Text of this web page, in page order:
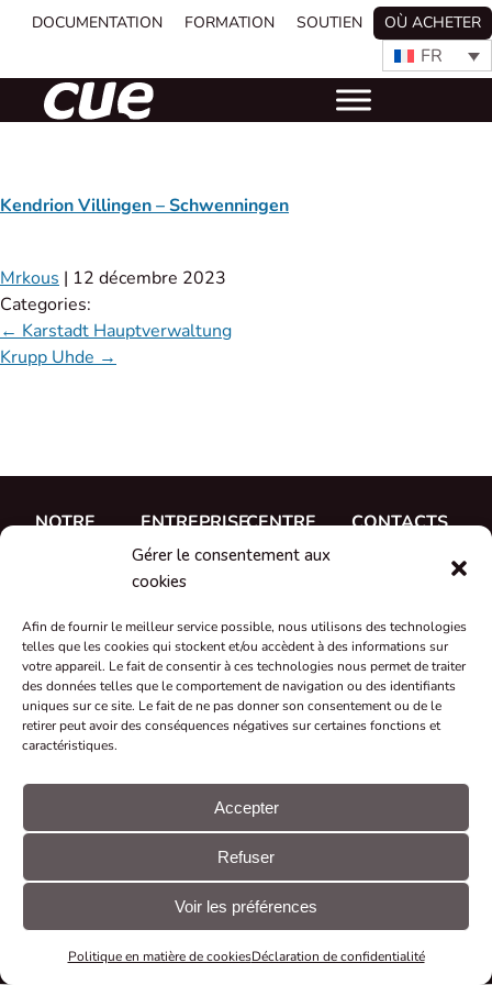
Gérer le consentement aux
cookies
Afin de fournir le meilleur service possible, nous utilisons des technologies
telles que les cookies qui stockent et/ou accèdent à des informations sur
votre appareil. Le fait de consentir à ces technologies nous permet de traiter
des données telles que le comportement de navigation ou des identifiants
uniques sur ce site. Le fait de ne pas donner son consentement ou de le
retirer peut avoir des conséquences négatives sur certaines fonctions et
caractéristiques.
Accepter
Refuser
Voir les préférences
Politique en matière de cookiesDéclaration de confidentialité
DOCUMENTATION FORMATION SOUTIEN OÙ ACHETER
FR
Kendrion Villingen – Schwenningen
Mrkous | 12 décembre 2023
Categories:
← Karstadt Hauptverwaltung
Krupp Uhde →
NOTRE
Références
Nouveautés
ENTREPRISE
A propos de
l'équipe
Carrière
Certificats et
déclarations
Subventions
CENTRE
D'AIDE
Formation
Soutien
CONTACTS
© CUE, a.s.
Tous droits
Préférences
Déclaration